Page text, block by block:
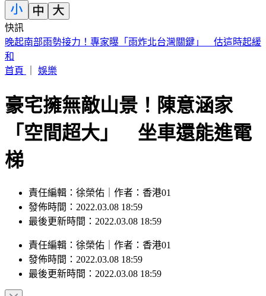
快訊
2026 SBS歌謠大戰SUMMER／最美小貓咪來了！MEOVV白
禮服仙氣走藍毯
首頁
娛樂
豪宅擁無敵山景！陳意涵家
「空間超大」 坐車還能進電
梯
責任編輯：徐榮佑｜作者：香港01
發佈時間：2022.03.08 18:59
最後更新時間：2022.03.08 18:59
責任編輯 ： 徐榮佑 作者 ： 香港01
發佈時間： 2022.03.08 18:59
最後更新時間： 2022.03.08 18:59